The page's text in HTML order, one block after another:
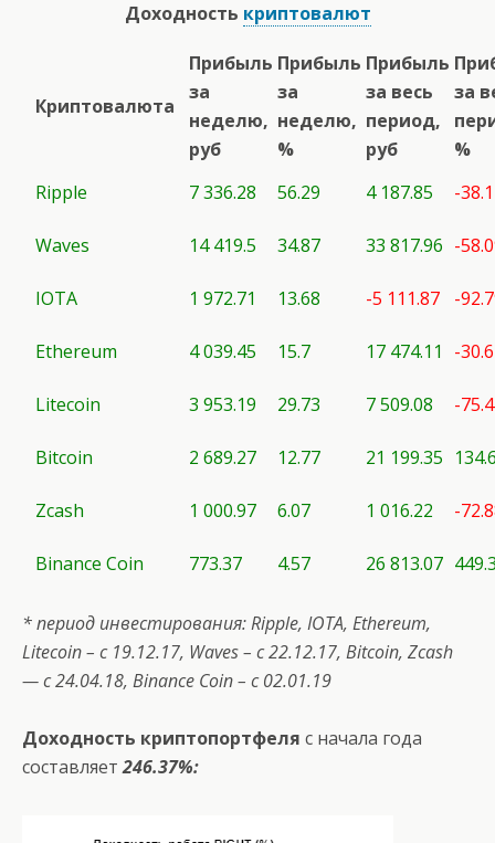
Доходность криптовалют
Криптовалюта
Прибыль
за
неделю,
руб
Прибыль
за
неделю,
%
Прибыль
за весь
период,
руб
за
%
Ripple
7 336.28 56.29 4 187.85 -
Waves 14 419.5 34.87 33 817.96 -
IOTA 1 972.71 13.68 -5 111.87 -
Ethereum 4 039.45 15.7 17 474.11 -
Litecoin 3 953.19 29.73 7 509.08 -
Bitcoin 2 689.27 12.77 21 199.35
Zcash 1 000.97 6.07 1 016.22 -
Binance Coin 773.37 4.57 26 813.07
* период инвестирования: Ripple, IOTA, Ethereum,
Litecoin– с 19.12.17, Waves– с 22.12.17, Bitcoin, Zcash
— с 24.04.18, Binance Coin– с 02.01.19
Доходность криптопортфеля с начала года
составляет246.37%: